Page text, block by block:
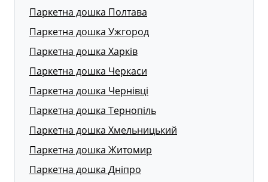
Паркетна дошка Полтава
Паркетна дошка Ужгород
Паркетна дошка Харків
Паркетна дошка Черкаси
Паркетна дошка Чернівці
Паркетна дошка Тернопіль
Паркетна дошка Хмельницький
Паркетна дошка Житомир
Паркетна дошка Дніпро